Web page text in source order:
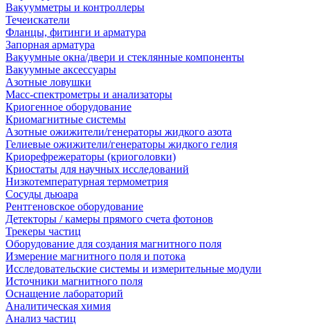
Вакуумметры и контроллеры
Течеискатели
Фланцы, фитинги и арматура
Запорная арматура
Вакуумные окна/двери и стеклянные компоненты
Вакуумные аксессуары
Азотные ловушки
Масс-спектрометры и анализаторы
Криогенное оборудование
Криомагнитные системы
Азотные ожижители/генераторы жидкого азота
Гелиевые ожижители/генераторы жидкого гелия
Криорефрежераторы (криоголовки)
Криостаты для научных исследований
Низкотемпературная термометрия
Сосуды дьюара
Рентгеновское оборудование
Детекторы / камеры прямого счета фотонов
Трекеры частиц
Оборудование для создания магнитного поля
Измерение магнитного поля и потока
Исследовательские системы и измерительные модули
Источники магнитного поля
Оснащение лабораторий
Аналитическая химия
Анализ частиц